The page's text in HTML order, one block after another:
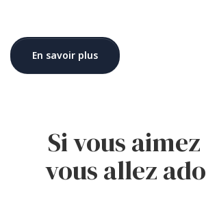
En savoir plus
Si vous
vous allez